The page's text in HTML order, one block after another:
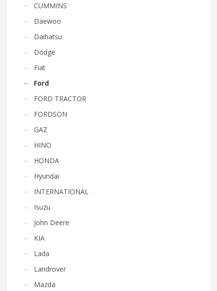
CUMMINS
Daewoo
Daihatsu
Dodge
Fiat
Ford
FORD TRACTOR
FORDSON
GAZ
HINO
HONDA
Hyundai
INTERNATIONAL
Isuzu
John Deere
KIA
Lada
Landrover
Mazda